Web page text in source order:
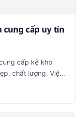
cung cấp uy tín
cấp kệ kho
chất lượng. Việt